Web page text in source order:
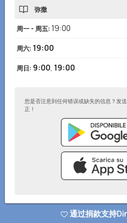
弥撒
周一 - 周五: 19:00
周六: 19:00
周日: 9:00, 19:00
您是否注意到任何错误或缺失的信息？发
正！
© DinDonDan应用 2026 隐私
通过捐款支持